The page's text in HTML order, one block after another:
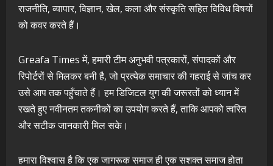
राजनीति, व्यापार, विज्ञान, खेल, कला और संस्कृति सहित विविध विषयों
को कवर करते हैं।
Greafa Times में, हमारी टीम अनुभवी पत्रकारों, संपादकों और
रिपोर्टरों से मिलकर बनी है, जो प्रत्येक समाचार की गहराई से जांच कर
उसे आप तक पहुँचाते हैं। हम डिजिटल युग की जरूरतों को ध्यान में
रखते हुए नवीनतम तकनीकों का उपयोग करते हैं, ताकि आपको त्वरित
और सटीक जानकारी मिल सके।
हमारा विश्वास है कि एक जागरूक समाज ही एक सशक्त समाज होता